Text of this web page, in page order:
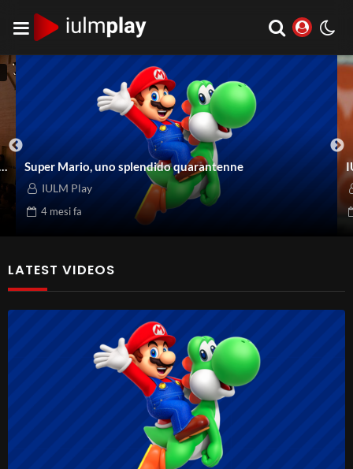
Super Mario, uno splendido quarantenne
IULM Play
4 mesifa
LATEST VIDEOS